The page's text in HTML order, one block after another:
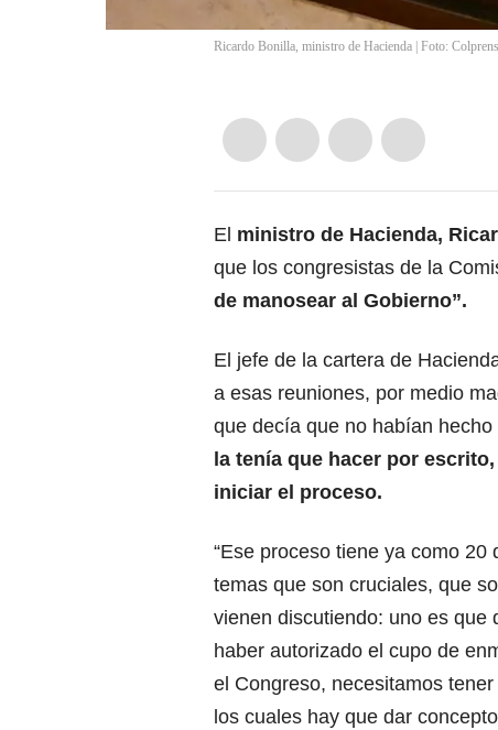
Ricardo Bonilla, ministro de Hacienda | Foto:
El ministro de Hacienda,
que los congresistas de la
de manosear al Gobierno”.
El jefe de la cartera de
a esas reuniones, por medio
que decía que no habían
la tenía que hacer por
iniciar el proceso.
“Ese proceso tiene ya como 20
temas que son cruciales, que
vienen discutiendo: uno es que
haber autorizado el cupo de
el Congreso, necesitamos
los cuales hay que dar